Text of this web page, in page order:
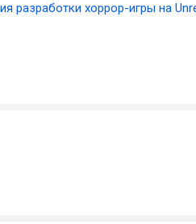
разработки хоррор-игры на